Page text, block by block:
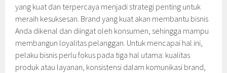
yang kuat dan terpercaya menjadi strategi penting untuk
meraih kesuksesan. Brand yang kuat akan membantu bisnis
Anda dikenal dan diingat oleh konsumen, sehingga mampu
membangun loyalitas pelanggan. Untuk mencapai hal ini,
pelaku bisnis perlu fokus pada tiga hal utama: kualitas
produk atau layanan, konsistensi dalam komunikasi brand,